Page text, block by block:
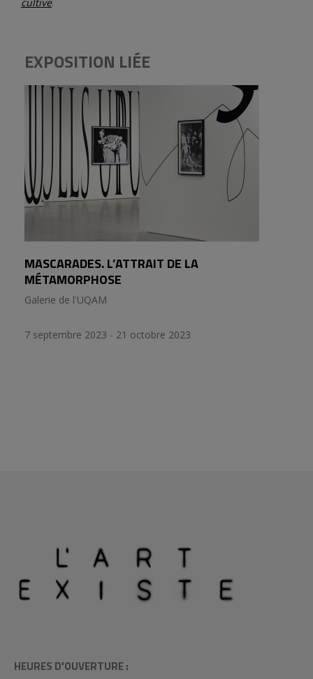
cultive.
EXPOSITION LIÉE
MASCARADES. L’ATTRAIT DE LA
MÉTAMORPHOSE
Galerie de l'UQAM
7 septembre 2023 - 21 octobre 2023
HEURES D'OUVERTURE :